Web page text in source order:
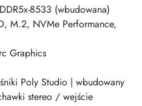
8533 (wbudowana)
M.2, NVMe Performance,
Graphics
Poly Studio | wbudowany
stereo / wejście